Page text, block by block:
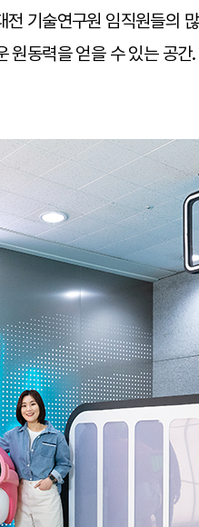
기술연구원 임직원들의
동력을 얻을 수 있는 공